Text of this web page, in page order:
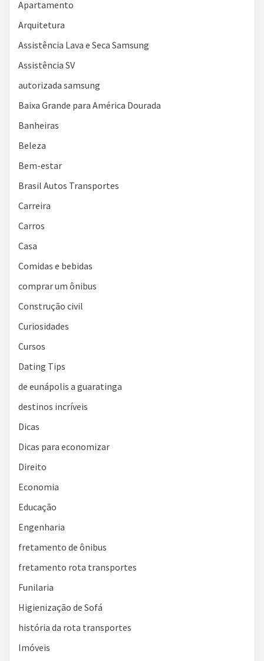
Apartamento
Arquitetura
Assistência Lava e Seca Samsung
Assistência SV
autorizada samsung
Baixa Grande para América Dourada
Banheiras
Beleza
Bem-estar
Brasil Autos Transportes
Carreira
Carros
Casa
Comidas e bebidas
comprar um ônibus
Construção civil
Curiosidades
Cursos
Dating Tips
de eunápolis a guaratinga
destinos incríveis
Dicas
Dicas para economizar
Direito
Economia
Educação
Engenharia
fretamento de ônibus
fretamento rota transportes
Funilaria
Higienização de Sofá
história da rota transportes
Imóveis